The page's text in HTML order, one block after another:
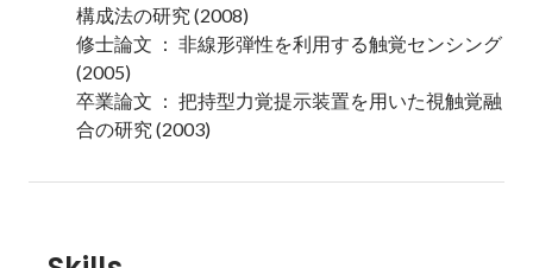
構成法の研究 (2008)
修士論文 ： 非線形弾性を利用する触覚センシング
(2005)
卒業論文 ： 把持型力覚提示装置を用いた視触覚融
合の研究 (2003)